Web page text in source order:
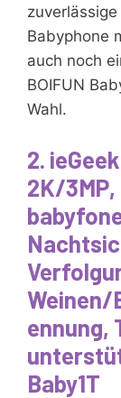
Babyphone
auch noch
BOIFUN
Wahl.
2.
2K/3MP,
Weinen/
ennung,
Baby1T